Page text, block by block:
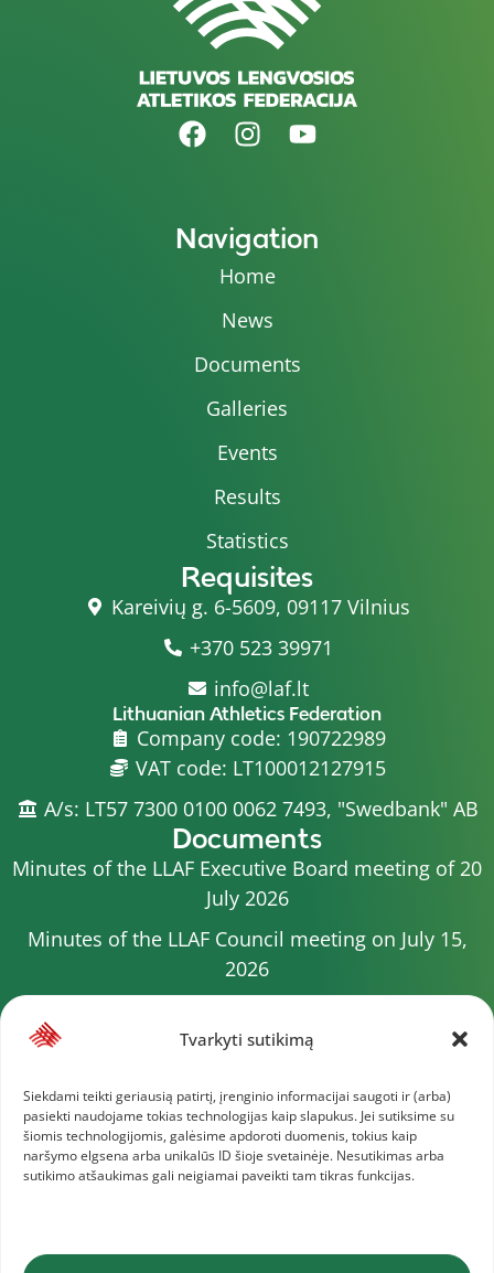
Tvarkyti sutikimą
Siekdami teikti geriausią patirtį, įrenginio informacijai saugoti ir (arba)
pasiekti naudojame tokias technologijas kaip slapukus. Jei sutiksime su
šiomis technologijomis, galėsime apdoroti duomenis, tokius kaip
naršymo elgsena arba unikalūs ID šioje svetainėje. Nesutikimas arba
sutikimo atšaukimas gali neigiamai paveikti tam tikras funkcijas.
Navigation
Home
News
Documents
Galleries
Events
Results
Statistics
Requisites
Kareivių g. 6-5609, 09117 Vilnius
+370 523 39971
info@laf.lt
Lithuanian Athletics Federation
Company code: 190722989
VAT code: LT100012127915
A/s: LT57 7300 0100 0062 7493, "Swedbank" AB
Documents
Minutes of the LLAF Executive Board meeting of 20
July 2026
Minutes of the LLAF Council meeting on July 15,
2026
Minutes of the LLAF Council meeting of 4 July 2026
Minutes of the meeting of the Executive
Committee of 1 July 2025
Minutes of the meeting of the LLAF Executive
Board of 25 June 2026